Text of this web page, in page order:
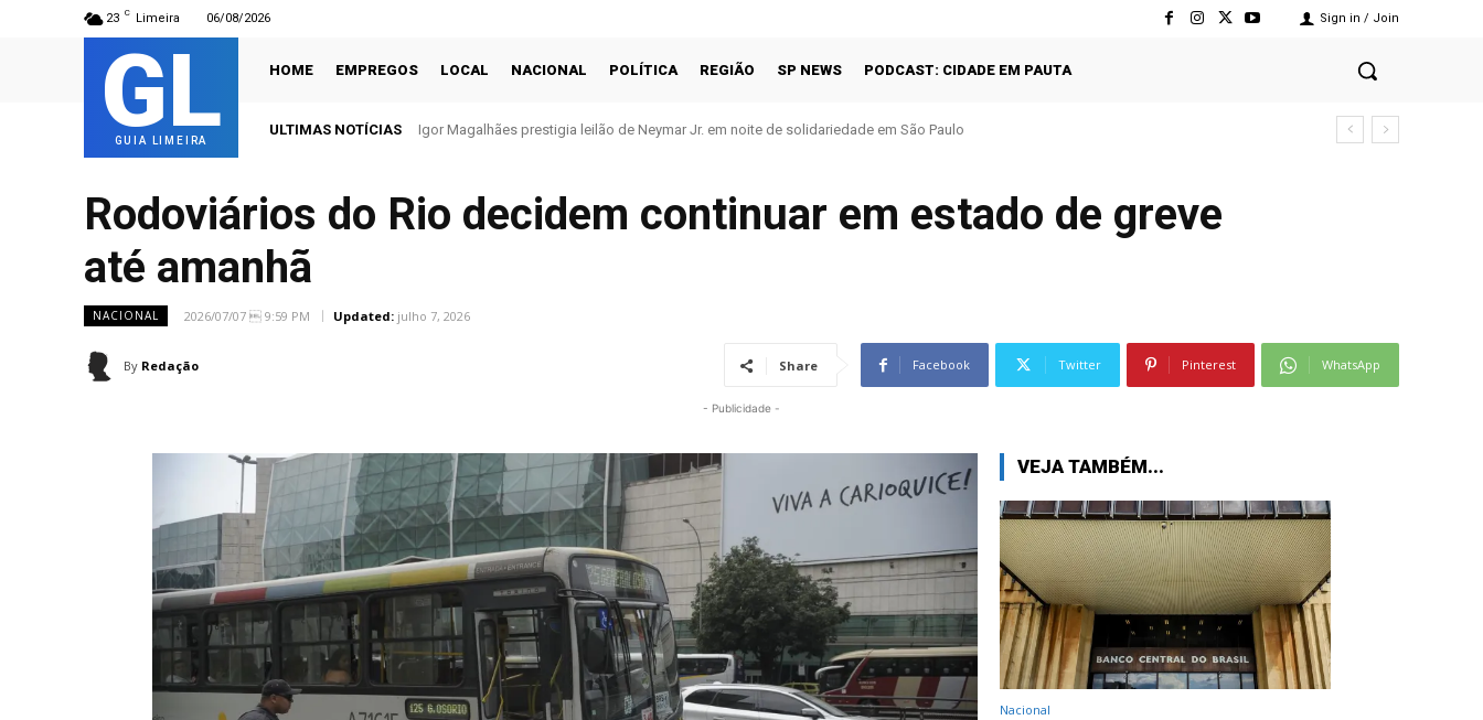
23 C Limeira 06/08/2026 Sign in / Join
GL
GUIA LIMEIRA
HOME EMPREGOS LOCAL NACIONAL POLÍTICA REGIÃO SP NEWS PODCAST: CIDADE EM PAUTA
ULTIMAS NOTÍCIASIgor Magalhães prestigia leilão de Neymar Jr. em noite de solidariedade em São Paulo
Ganhadores do Prêmio Grande Otelo destacam emoção de vencer em casa
Rodoviários do Rio decidem continuar em estado de greve
até amanhã
NACIONAL 2026/07/07  9:59 PM Updated: julho 7, 2026
By Redação Share Facebook Twitter Pinterest WhatsApp
- Publicidade -
VEJA TAMBÉM...
Nacional